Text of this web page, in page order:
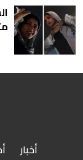
أخبار